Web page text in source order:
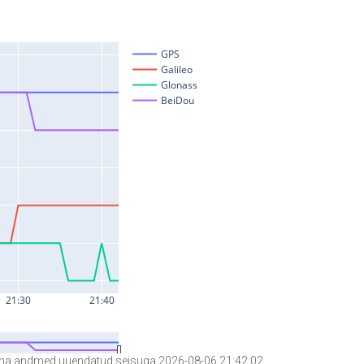
andmed uuendatud seisuga 2026-08-06 21:42:02